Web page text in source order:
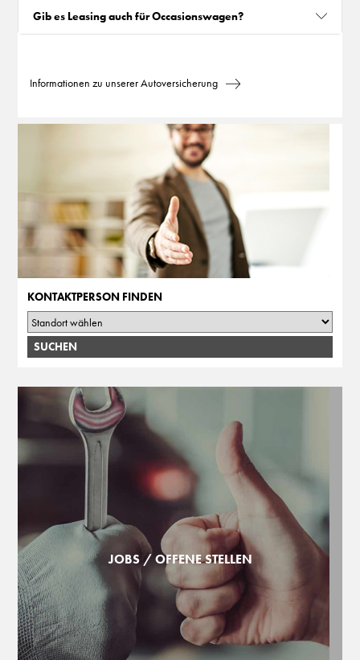
Gib es Leasing auch für Occasionswagen?
Informationen zu unserer Autoversicherung
KONTAKTPERSON FINDEN
JOBS / OFFENE STELLEN